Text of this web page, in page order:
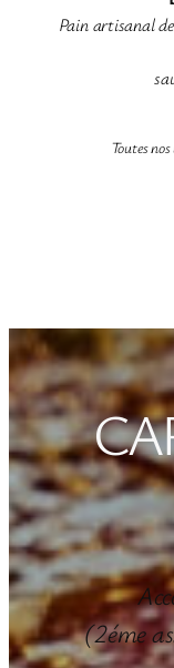
Pain artisanal
Toutes
(2éme